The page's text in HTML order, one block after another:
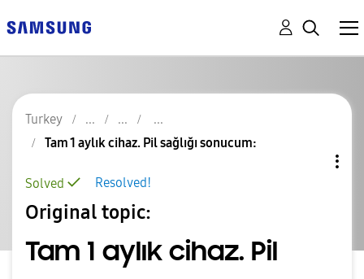
Turkey
Tam 1 aylık cihaz. Pil sağlığı sonucum:
Resolved!
Solved
Original topic:
Tam 1 aylık cihaz. Pil